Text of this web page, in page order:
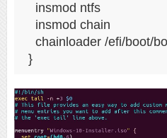
  insmod ntfs
  insmod chain
chainloader /efi/boot/
}